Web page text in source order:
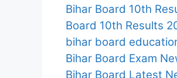
Bihar Board 10th
Board 10th Results
bihar board
Bihar Board Exam
Bihar Board Latest